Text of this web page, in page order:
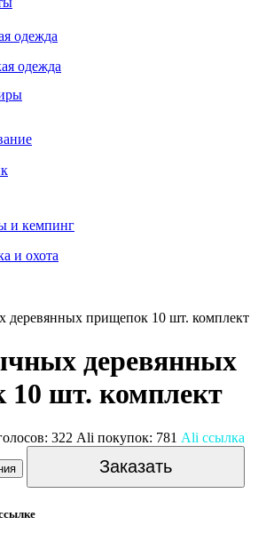
одежда
одежда
и кемпинг
и охота
деревянных прищепок 10 шт. комплект
деревянных
10 шт. комплект
322 Ali покупок: 781 Ali ссылка
Заказать